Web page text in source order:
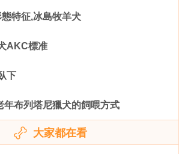
特征,冰島牧羊犬
AKC標准
下
年布列塔尼獵犬的飼喂方式
大家都在看